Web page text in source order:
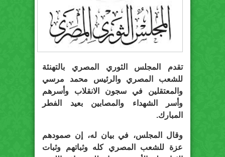
تقدم المجلس الثوري المصري بالتهنئة
للشعب المصري والرئيس محمد مرسي
والمعتقلين في سجون الانقلاب وأسرهم
وأسر الشهداء والمصابين بعيد الفطر
المبارك.
وقال المجلس، في بيان له، إن صمودهم
عزة للشعب المصري كله وثباتهم وثبات